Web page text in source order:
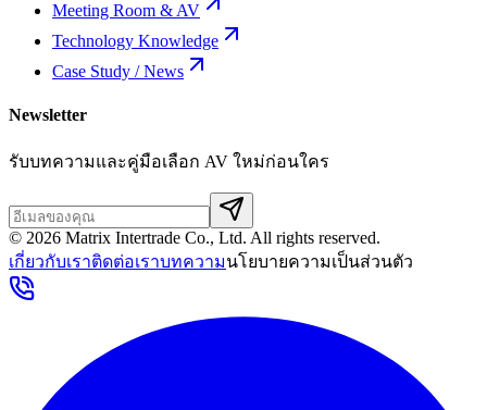
Meeting Room & AV
Technology Knowledge
Case Study / News
Newsletter
รับบทความและคู่มือเลือก AV ใหม่ก่อนใคร
© 2026 Matrix Intertrade Co., Ltd. All rights reserved.
เกี่ยวกับเราติดต่อเราบทความนโยบายความเป็นส่วนตัว